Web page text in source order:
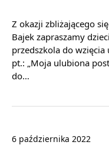
Z okazji zbliżającego
Bajek zapraszamy
przedszkola do wzięcia
pt.: „Moja ulubiona
do…
6 października 2022